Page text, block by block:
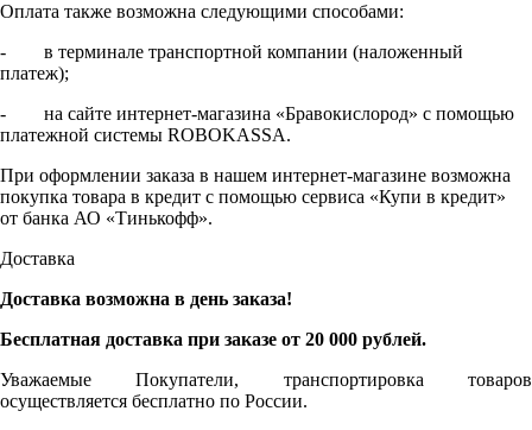
Оплата также возможна следующими способами:
- в терминале транспортной компании (наложенный
платеж);
- на сайте интернет-магазина «Бравокислород» с помощью
платежной системы ROBOKASSA.
При оформлении заказа в нашем интернет-магазине возможна
покупка товара в кредит с помощью сервиса «Купи в кредит»
от банка АО «Тинькофф».
Доставка
Доставка возможна в день заказа!
Бесплатная доставка при заказе от 20 000 рублей.
Уважаемые Покупатели, транспортировка товаров
осуществляется бесплатно по России.